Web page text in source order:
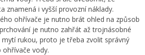
znamená i vyšší provozní náklady.
ohřívače je nutno brát ohled na způsob
je nutno zahřát až trojnásobné
rukou, proto je třeba zvolit správný
vody.